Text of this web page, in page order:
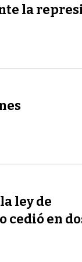
la
ley de
cedió en